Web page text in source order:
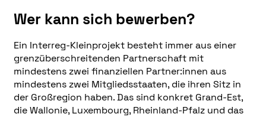
Wer kann sich bewerben?
Ein Interreg-Kleinprojekt besteht immer aus einer
grenzüberschreitenden Partnerschaft mit
mindestens zwei finanziellen Partner:innen aus
mindestens zwei Mitgliedsstaaten, die ihren Sitz in
der Großregion haben. Das sind konkret Grand-Est,
die Wallonie, Luxembourg, Rheinland-Pfalz und das